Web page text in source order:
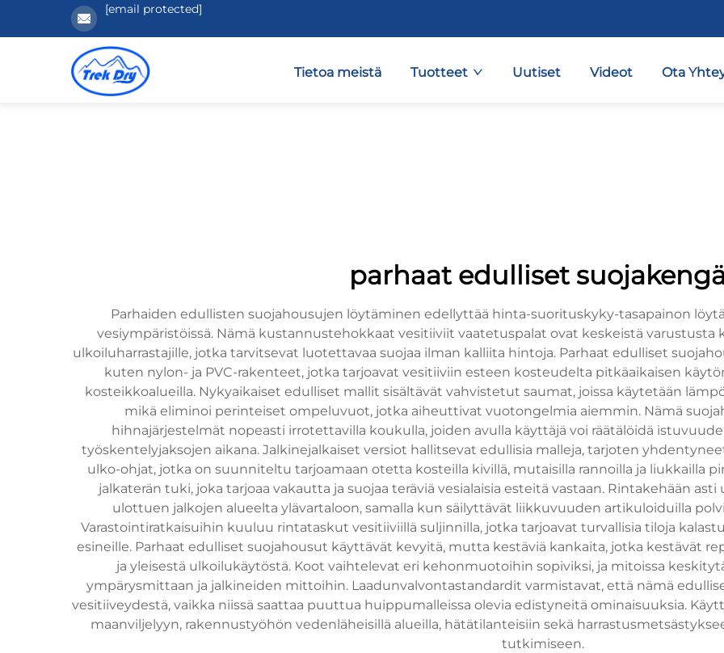
[email protected]
Tietoa meistä Tuotteet Uutiset Videot Ota
parhaat edulliset
Parhaiden edullisten suojahousujen löytäminen edellyttää hinta-suorituskyky-tasapainon
vesiympäristöissä. Nämä kustannustehokkaat vesitiiviit vaatetuspalat ovat keskeistä varustusta
ulkoiluharrastajille, jotka tarvitsevat luotettavaa suojaa ilman kalliita hintoja. Parhaat edulliset
kuten nylon- ja PVC-rakenteet, jotka tarjoavat vesitiiviin esteen kosteudelta pitkäaikaisen
kosteikkoalueilla. Nykyaikaiset edulliset mallit sisältävät vahvistetut saumat, joissa käytetään
mikä eliminoi perinteiset ompeluvuot, jotka aiheuttivat vuotongelmia aiemmin. Nämä
hihnajärjestelmät nopeasti irrotettavilla koukulla, joiden avulla käyttäjä voi räätälöidä
työskentelyjaksojen aikana. Jalkinejalkaiset versiot hallitsevat edullisia malleja, tarjoten
ulko-ohjat, jotka on suunniteltu tarjoamaan otetta kosteilla kivillä, mutaisilla rannoilla ja liukkailla
jalkaterän tuki, joka tarjoaa vakautta ja suojaa teräviä vesialaisia esteitä vastaan. Rintakehään
ulottuen jalkojen alueelta ylävartaloon, samalla kun säilyttävät liikkuvuuden artikuloiduilla
Varastointiratkaisuihin kuuluu rintataskut vesitiiviillä suljinnilla, jotka tarjoavat turvallisia tiloja
esineille. Parhaat edulliset suojahousut käyttävät kevyitä, mutta kestäviä kankaita, jotka kestävät
ja yleisestä ulkoilukäytöstä. Koot vaihtelevat eri kehonmuotoihin sopiviksi, ja mitoissa
ympärysmittaan ja jalkineiden mittoihin. Laadunvalvontastandardit varmistavat, että nämä
vesitiiveydestä, vaikka niissä saattaa puuttua huippumalleissa olevia edistyneitä ominaisuuksia.
maanviljelyyn, rakennustyöhön vedenläheisillä alueilla, hätätilanteisiin sekä
tutkimiseen.